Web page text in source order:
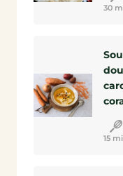
30
15